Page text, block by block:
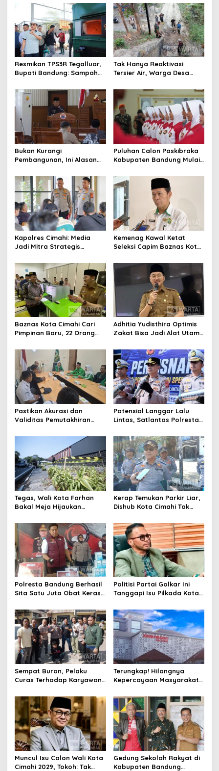
s
i
p
o
s
Resmikan TPS3R Tegalluar,
Bupati Bandung: Sampah
Pemerintah
Tak Hanya Reaktivasi
Tersier Air, Warga Desa
Alternatif di Padalarang
Bukan Kurangi
Pembangunan, Ini Alasan
Pengurangan Belanja
Daerah
Puluhan Calon Paskibraka
Kabupaten Bandung Mulai
Kapolres Cimahi: Media
Jadi Mitra Strategis
Publik
Kemenag Kawal Ketat
Seleksi Capim Baznas Kota
Komisioner Baznas
Berintegritas
Baznas Kota Cimahi Cari
Pimpinan Baru, 22 Orang
Adhitia Yudisthira Optimis
Zakat Bisa Jadi Alat Utama
Kota Cimahi
Pastikan Akurasi dan
Validitas Pemutakhiran
Cimahi Lakukan
Potensial Langgar Lalu
Lintas, Satlantas Polresta
Motor Berknalpot Brong
Tegas, Wali Kota Farhan
Bakal Meja Hijaukan
Riau
Kerap Temukan Parkir Liar,
Dishub Kota Cimahi Tak
Pembinaan
Polresta Bandung Berhasil
Sita Satu Juta Obat Keras
Kasus Narkoba
Politisi Partai Golkar Ini
Tanggapi Isu Pilkada Kota
Sempat Buron, Pelaku
Curas Terhadap Karyawan
Ditangkap Polisi
Terungkap! Hilangnya
Kepercayaan Masyarakat
Rebranding RSUD Cibabat
Muncul Isu Calon Wali Kota
Cimahi 2029, Tokoh: Tak
Gedung Sekolah Rakyat di
Kabupaten Bandung